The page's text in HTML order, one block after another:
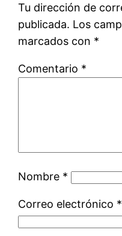
Tu dirección de
publicada. Los
marcados con *
Comentario *
Nombre *
Correo electrónico *